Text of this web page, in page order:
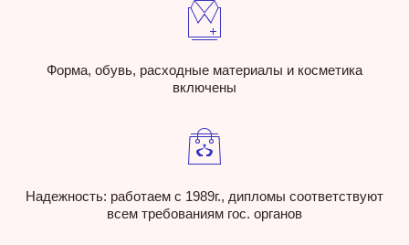
Форма, обувь, расходные материалы и косметика
включены
Надежность: работаем с 1989г., дипломы соответствуют
всем требованиям гос. органов